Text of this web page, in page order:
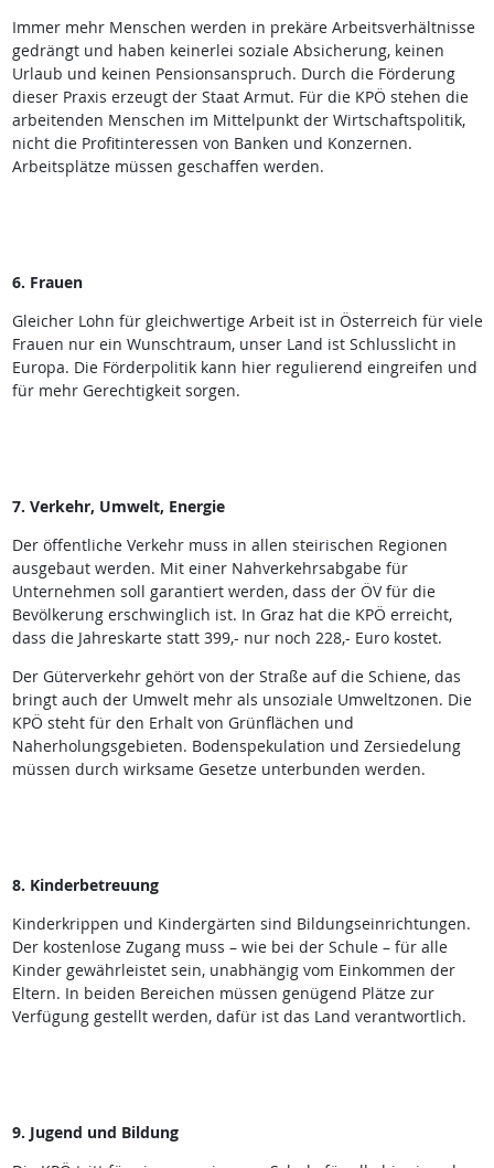
Immer mehr Menschen werden in prekäre Arbeitsverhältnisse
gedrängt und haben keinerlei soziale Absicherung, keinen
Urlaub und keinen Pensionsanspruch. Durch die Förderung
dieser Praxis erzeugt der Staat Armut. Für die KPÖ stehen die
arbeitenden Menschen im Mittelpunkt der Wirtschaftspolitik,
nicht die Profitinteressen von Banken und Konzernen.
Arbeitsplätze müssen geschaffen werden.
6. Frauen
Gleicher Lohn für gleichwertige Arbeit ist in Österreich für viele
Frauen nur ein Wunschtraum, unser Land ist Schlusslicht in
Europa. Die Förderpolitik kann hier regulierend eingreifen und
für mehr Gerechtigkeit sorgen.
7. Verkehr, Umwelt, Energie
Der öffentliche Verkehr muss in allen steirischen Regionen
ausgebaut werden. Mit einer Nahverkehrsabgabe für
Unternehmen soll garantiert werden, dass der ÖV für die
Bevölkerung erschwinglich ist. In Graz hat die KPÖ erreicht,
dass die Jahreskarte statt 399,- nur noch 228,- Euro kostet.
Der Güterverkehr gehört von der Straße auf die Schiene, das
bringt auch der Umwelt mehr als unsoziale Umweltzonen. Die
KPÖ steht für den Erhalt von Grünflächen und
Naherholungsgebieten. Bodenspekulation und Zersiedelung
müssen durch wirksame Gesetze unterbunden werden.
8. Kinderbetreuung
Kinderkrippen und Kindergärten sind Bildungseinrichtungen.
Der kostenlose Zugang muss – wie bei der Schule – für alle
Kinder gewährleistet sein, unabhängig vom Einkommen der
Eltern. In beiden Bereichen müssen genügend Plätze zur
Verfügung gestellt werden, dafür ist das Land verantwortlich.
9. Jugend und Bildung